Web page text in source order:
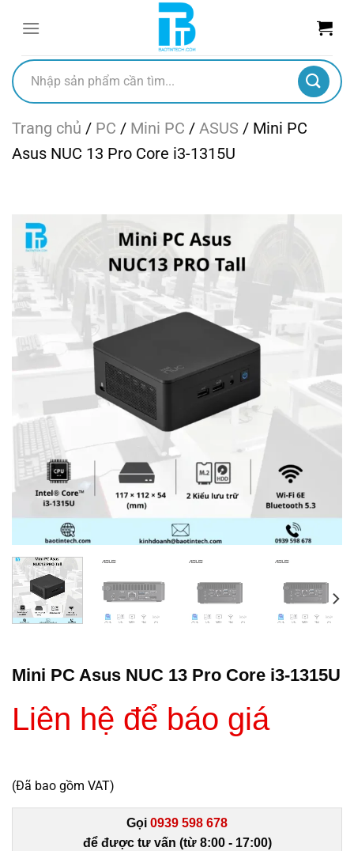
dungTìm
kiếm:
Trang chủ / PC / Mini PC / ASUS / Mini PC
Asus NUC 13 Pro Core i3-1315U
Mini PC Asus NUC 13 Pro Core i3-1315U
Liên hệ để báo giá
(Đã bao gồm VAT)
Gọi 0939 598 678
để được tư vấn (từ 8:00 - 17:00)